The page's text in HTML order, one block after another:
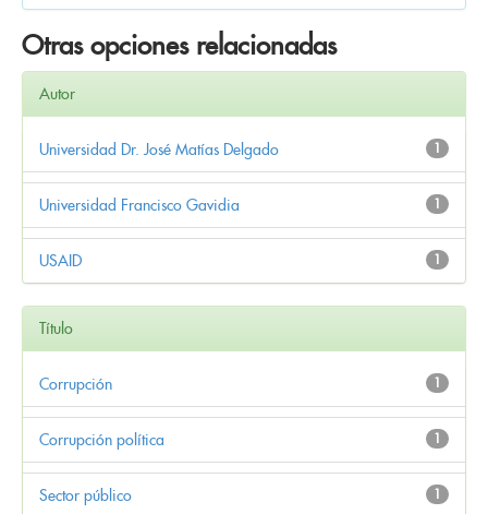
Otras opciones relacionadas
Autor
1
Universidad Dr. José Matías Delgado
1
Universidad Francisco Gavidia
1
USAID
Título
1
Corrupción
1
Corrupción política
1
Sector público